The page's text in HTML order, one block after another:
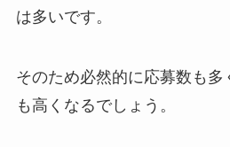
は多いです。
そのため必然的に応募数も多
も高くなるでしょう。